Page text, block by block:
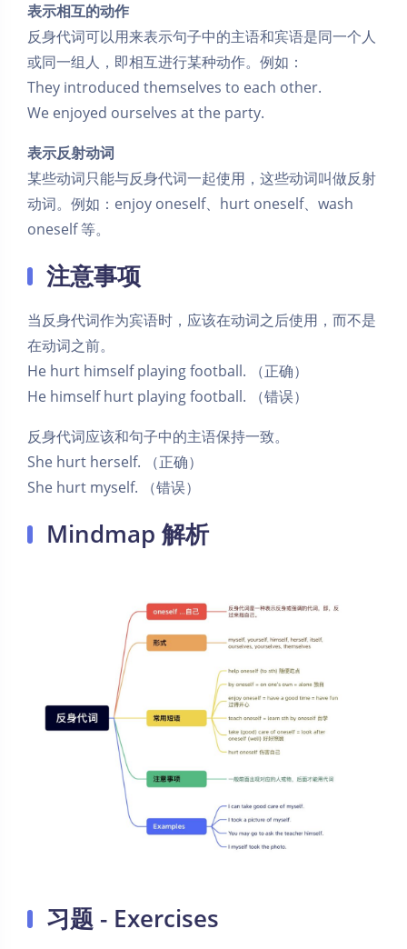
表示相互的动作
反身代词可以用来表示句子中的主语和宾语是同一个人
或同一组人，即相互进行某种动作。例如：
They introduced themselves to each other.
We enjoyed ourselves at the party.
表示反射动词
某些动词只能与反身代词一起使用，这些动词叫做反射
动词。例如：enjoy oneself、hurt oneself、wash
oneself 等。
注意事项
当反身代词作为宾语时，应该在动词之后使用，而不是
在动词之前。
He hurt himself playing football. （正确）
He himself hurt playing football. （错误）
反身代词应该和句子中的主语保持一致。
She hurt herself. （正确）
She hurt myself. （错误）
Mindmap 解析
习题 - Exercises